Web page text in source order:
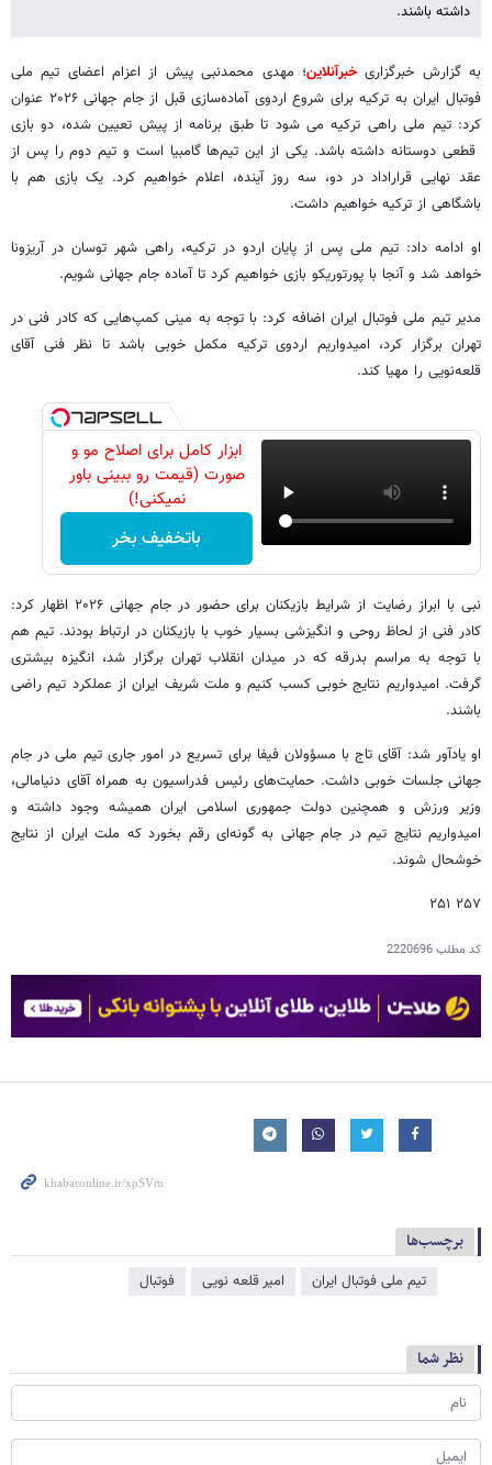
داشته باشند.
به گزارش خبرگزاریخبرآنلاین؛ مهدی محمدنبی پیش از اعزام اعضای تیم ملی
فوتبال ایران به ترکیه برای شروع اردوی آماده‌سازی قبل از جام جهانی ۲۰۲۶ عنوان
کرد: تیم ملی راهی ترکیه می شود تا طبق برنامه از پیش تعیین شده، دو بازی
قطعی دوستانه داشته باشد. یکی از این تیم‌ها گامبیا است و تیم دوم را پس از
عقد نهایی قراراداد در دو، سه روز آینده، اعلام خواهیم کرد. یک بازی هم با
باشگاهی از ترکیه خواهیم داشت.
او ادامه داد: تیم ملی پس از پایان اردو در ترکیه، راهی شهر توسان در آریزونا
خواهد شد و آنجا با پورتوریکو بازی خواهیم کرد تا آماده جام جهانی شویم.
مدیر تیم ملی فوتبال ایران اضافه کرد: با توجه به مینی کمپ‌هایی که کادر فنی در
تهران برگزار کرد، امیدواریم اردوی ترکیه مکمل خوبی باشد تا نظر فنی آقای
قلعه‌نویی را مهیا کند.
ابزار کامل برای اصلاح مو و
صورت (قیمت رو ببینی باور
نمیکنی!)
باتخفیف بخر
نبی با ابراز رضایت از شرایط بازیکنان برای حضور در جام جهانی ۲۰۲۶ اظهار کرد:
کادر فنی از لحاظ روحی و انگیزشی بسیار خوب با بازیکنان در ارتباط بودند. تیم هم
با توجه به مراسم بدرقه که در میدان انقلاب تهران برگزار شد، انگیزه بیشتری
گرفت. امیدواریم نتایج خوبی کسب کنیم و ملت شریف ایران از عملکرد تیم راضی
باشند.
او یادآور شد: آقای تاج با مسؤولان فیفا برای تسریع در امور جاری تیم ملی در جام
جهانی جلسات خوبی داشت. حمایت‌های رئیس فدراسیون به همراه آقای دنیامالی،
وزیر ورزش و همچنین دولت جمهوری اسلامی ایران همیشه وجود داشته و
امیدواریم نتایج تیم در جام جهانی به گونه‌ای رقم بخورد که ملت ایران از نتایج
خوشحال شوند.
۲۵۷ ۲۵۱
کد مطلب2220696
برچسب‌ها
تیم ملی فوتبال ایران امیر قلعه نویی فوتبال
نظر شما